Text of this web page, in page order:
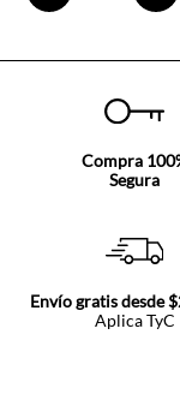
Compra
Segura
Envío gratis desde
Aplica TyC